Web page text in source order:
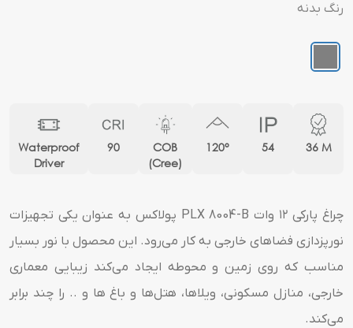
رنگ بدنه
36 M
54
120°
COB
(Cree)
90
Waterproof
Driver
چراغ پارکی ۱۲ وات PLX 8004-B پولاکس به عنوان یکی تجهیزات
نورپزدازی فضاهای خارجی به کار می‌رود. این محصول با نور بسیار
مناسب که روی زمین و محوطه ایجاد می‌کند زیبایی معماری
خارجی، منازل مسکونی، ویلاها، هتل‌ها و باغ ها و .. را چند برابر
می‌کند.